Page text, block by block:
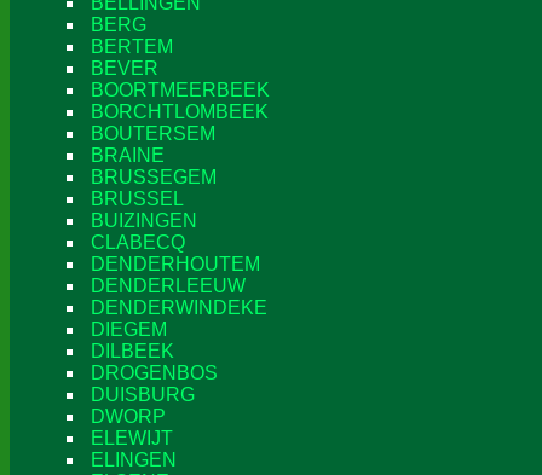
BERG
BERTEM
BEVER
BOORTMEERBEEK
BORCHTLOMBEEK
BOUTERSEM
BRAINE
BRUSSEGEM
BRUSSEL
BUIZINGEN
CLABECQ
DENDERHOUTEM
DENDERLEEUW
DENDERWINDEKE
DIEGEM
DILBEEK
DROGENBOS
DUISBURG
DWORP
ELEWIJT
ELINGEN